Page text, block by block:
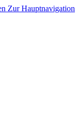
Zur Hauptnavigation